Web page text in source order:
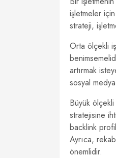
işletmeler
strateji,
Orta ölçekli
artırmak
sosyal
Büyük
stratejisine
backlink
Ayrıca,
önemlidir.